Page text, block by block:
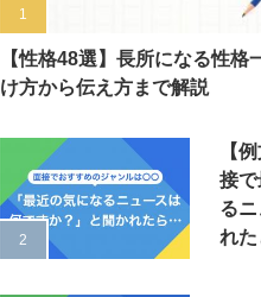
【性格48選】長所になる性格
け方から伝え方まで解説
【
接
る
れ